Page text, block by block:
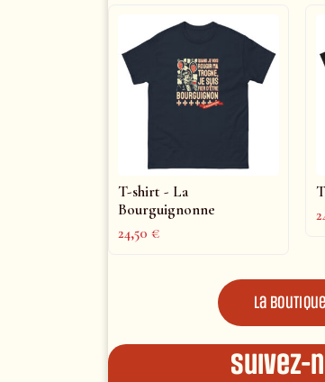
T-shirt - La
Bourguignonne
24,50€
La boutique
Suivez-